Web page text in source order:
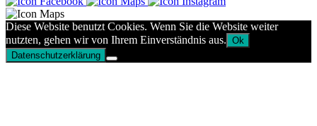
Diese Website benutzt Cookies. Wenn Sie die Website weiter
nutzten, gehen wir von Ihrem Einverständnis aus. Ok
Datenschutzerklärung